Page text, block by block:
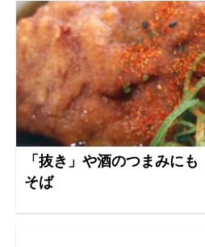
「抜き」や酒のつまみに
そば